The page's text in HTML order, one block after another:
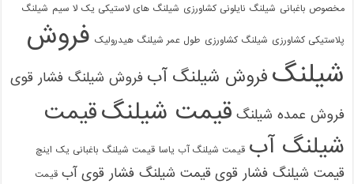
مخصوص باغبانی شیلنگ نایلونی کشاورزی شیلنگ های لاستیکی یک لا سیم شیلنگ
پلاستیکی کشاورزی شیلنگ کشاورزی طول عمر شیلنگ هیدرولیک فروش
شیلنگ فروش شیلنگ آب فروش شیلنگ فشار قوی
فروش عمده شیلنگ قیمت شیلنگقیمت
شیلنگ آب قیمت شیلنگ آب یاسا قیمت شیلنگ باغبانی یک اینچ
قیمت شیلنگ فشار قوی قیمت شیلنگ فشار قوی آب قیمت